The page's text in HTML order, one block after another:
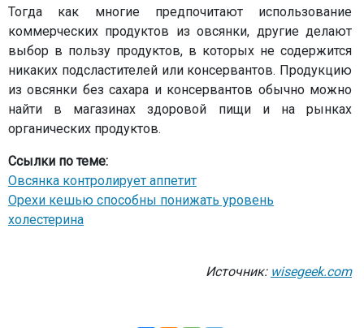
Тогда как многие предпочитают использование
коммерческих продуктов из овсянки, другие делают
выбор в пользу продуктов, в которых не содержится
никаких подсластителей или консервантов. Продукцию
из овсянки без сахара и консервантов обычно можно
найти в магазинах здоровой пищи и на рынках
органических продуктов.
Ссылки по теме:
Овсянка контролирует аппетит
Орехи кешью способны понижать уровень
холестерина
Источник: wisegeek.com